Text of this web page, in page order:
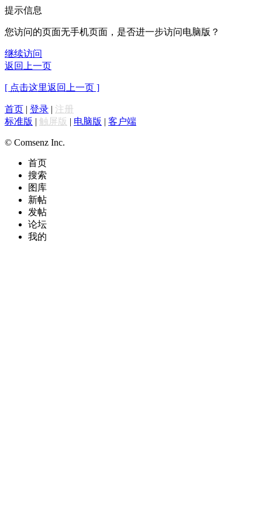
提示信息
您访问的页面无手机页面，是否进一步访问电脑版？
继续访问
返回上一页
[ 点击这里返回上一页 ]
首页 | 登录 | 注册
标准版 | 触屏版 | 电脑版 | 客户端
© Comsenz Inc.
首页
搜索
图库
新帖
发帖
论坛
我的